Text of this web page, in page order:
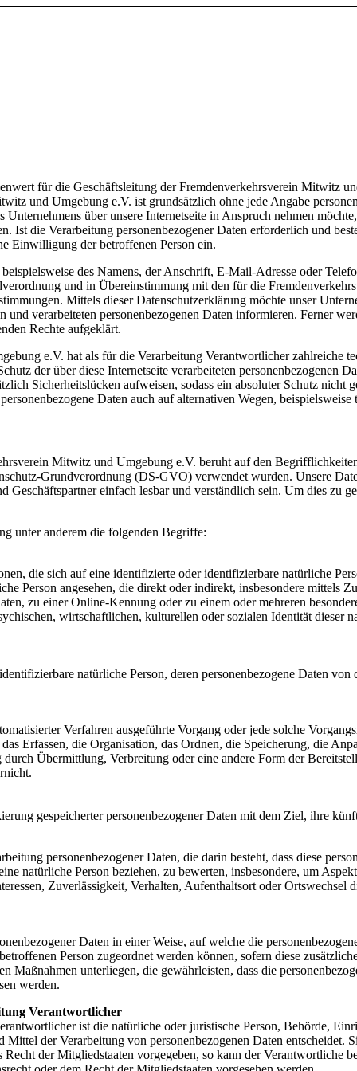
für die Geschäftsleitung der Fremdenverkehrsverein Mitwitz
und Umgebung e.V. ist grundsätzlich ohne jede Angabe
Unternehmens über unsere Internetseite in Anspruch nehmen
Ist die Verarbeitung personenbezogener Daten erforderlich und
Einwilligung der betroffenen Person ein.
des Namens, der Anschrift, E-Mail-Adresse oder
und in Übereinstimmung mit den für die
Mittels dieser Datenschutzerklärung möchte unser
verarbeiteten personenbezogenen Daten informieren. Ferner
Rechte aufgeklärt.
e.V. hat als für die Verarbeitung Verantwortlicher zahlreiche
der über diese Internetseite verarbeiteten personenbezogenen
Sicherheitslücken aufweisen, sodass ein absoluter Schutz nicht
Daten auch auf alternativen Wegen,
Mitwitz und Umgebung e.V. beruht auf den
Grundverordnung (DS-GVO) verwendet wurden. Unsere
Geschäftspartner einfach lesbar und verständlich sein. Um dies zu
unter anderem die folgenden Begriffe:
die sich auf eine identifizierte oder identifizierbare natürliche
Person angesehen, die direkt oder indirekt, insbesondere mittels
zu einer Online-Kennung oder zu einem oder mehreren
wirtschaftlichen, kulturellen oder sozialen Identität dieser
natürliche Person, deren personenbezogene Daten
Verfahren ausgeführte Vorgang oder jede solche
Erfassen, die Organisation, das Ordnen, die Speicherung, die
Übermittlung, Verbreitung oder eine andere Form der
gespeicherter personenbezogener Daten mit dem Ziel, ihre
personenbezogener Daten, die darin besteht, dass diese
natürliche Person beziehen, zu bewerten, insbesondere, um
Zuverlässigkeit, Verhalten, Aufenthaltsort oder Ortswechsel
Daten in einer Weise, auf welche die
Person zugeordnet werden können, sofern diese
Maßnahmen unterliegen, die gewährleisten, dass die
werden.
Verantwortlicher
ist die natürliche oder juristische Person, Behörde,
Mittel der Verarbeitung von personenbezogenen Daten entscheidet.
der Mitgliedstaaten vorgegeben, so kann der Verantwortliche